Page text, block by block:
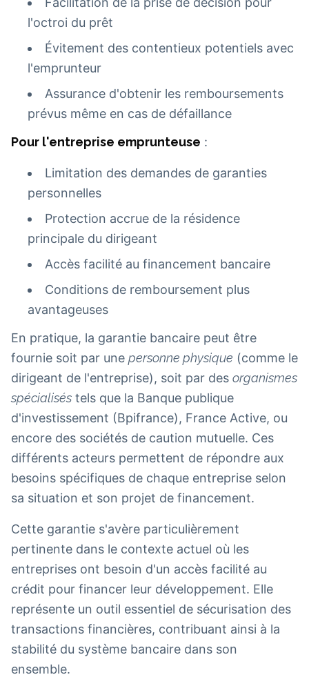
l'octroi du prêt
Évitement des contentieux potentiels avec
l'emprunteur
Assurance d'obtenir les remboursements
prévus même en cas de défaillance
Pour l'entreprise emprunteuse :
Limitation des demandes de garanties
personnelles
Protection accrue de la résidence
principale du dirigeant
Accès facilité au financement bancaire
Conditions de remboursement plus
avantageuses
En pratique, la garantie bancaire peut être
fournie soit par une personne physique (comme le
dirigeant de l'entreprise), soit par des organismes
spécialisés tels que la Banque publique
d'investissement (Bpifrance), France Active, ou
encore des sociétés de caution mutuelle. Ces
différents acteurs permettent de répondre aux
besoins spécifiques de chaque entreprise selon
sa situation et son projet de financement.
Cette garantie s'avère particulièrement
pertinente dans le contexte actuel où les
entreprises ont besoin d'un accès facilité au
crédit pour financer leur développement. Elle
représente un outil essentiel de sécurisation des
transactions financières, contribuant ainsi à la
stabilité du système bancaire dans son
ensemble.